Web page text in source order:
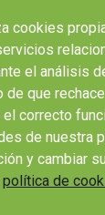
para
cookies
el análisis
de que
correcto
de nuestra
y cambiar
política de